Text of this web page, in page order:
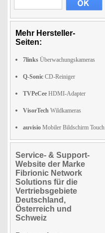
Mehr Hersteller-
Seiten:
7links Überwachungskameras
Q-Sonic CD-Reiniger
TVPeCee HDMI-Adapter
VisorTech Wildkameras
auvisio Mobiler Bildschirm Touch
Service- & Support-
Website der Marke
Fibrionic Network
Solutions für die
Vertriebsgebiete
Deutschland,
Österreich und
Schweiz